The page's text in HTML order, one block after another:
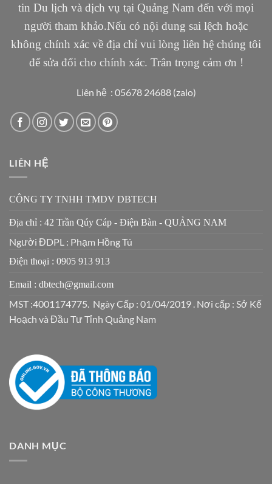
tin Du lịch và dịch vụ tại Quảng Nam đến với mọi
người tham khảo.Nếu có nội dung sai lệch hoặc
không chính xác về địa chỉ vui lòng liên hệ chúng tôi
để sửa đổi cho chính xác. Trân trọng cảm ơn !
Liên hệ : 05678 24688 (zalo)
LIÊN HỆ
CÔNG TY TNHH TMDV DBTECH
Địa chỉ : 42 Trần Qúy Cáp - Điện Bàn - QUẢNG NAM
Người ĐDPL : Phạm Hồng Tú
Điện thoại : 0905 913 913
Email : dbtech@gmail.com
MST :4001174775. Ngày Cấp : 01/04/2019 . Nơi cấp : Sở Kế
Hoạch và Đầu Tư Tỉnh Quảng Nam
DANH MỤC